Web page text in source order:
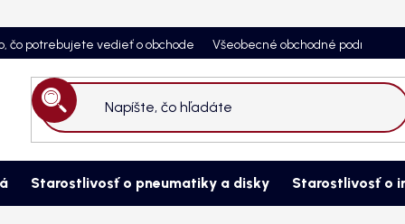
čo potrebujete vedieť o obchode Všeobecné obchodné podmienky
Hľadať
Starostlivosť o pneumatiky a disky Starostlivosť o